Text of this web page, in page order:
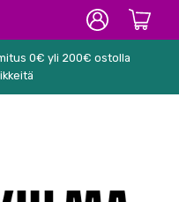
0€ yli 200€ ostolla